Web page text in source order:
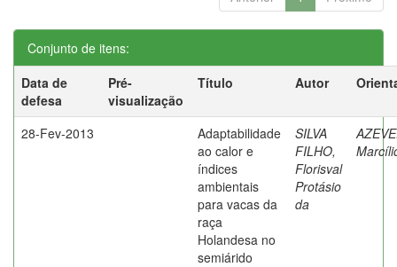
Conjunto de itens:
Data de
defesa
Pré-
visualização
Título Autor
28-Fev-2013
Adaptabilidade
ao calor e
índices
ambientais
para vacas da
raça
Holandesa no
semiárido
SILVA
FILHO,
Florisval
Protásio
da